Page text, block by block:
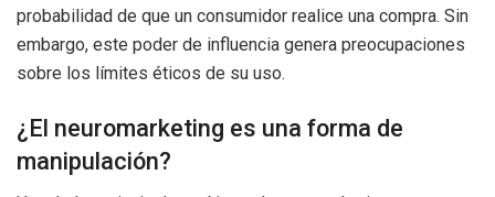
probabilidad de que un consumidor realice una compra. Sin
embargo, este poder de influencia genera preocupaciones
sobre los límites éticos de su uso.
¿El neuromarketing es una forma de
manipulación?